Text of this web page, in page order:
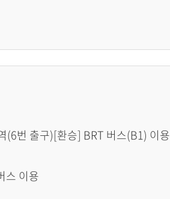
(6번 출구)[환승] BRT 버스(B1) 이용
스 이용